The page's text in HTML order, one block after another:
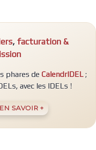
, facturation &
phares de CalendrIDEL ;
avec les IDELs !
SAVOIR +